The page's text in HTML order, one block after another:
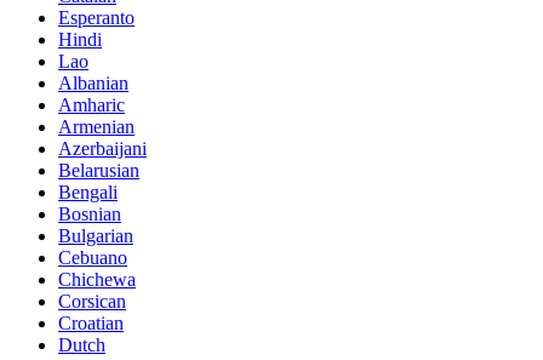
Esperanto
Hindi
Lao
Albanian
Amharic
Armenian
Azerbaijani
Belarusian
Bengali
Bosnian
Bulgarian
Cebuano
Chichewa
Corsican
Croatian
Dutch